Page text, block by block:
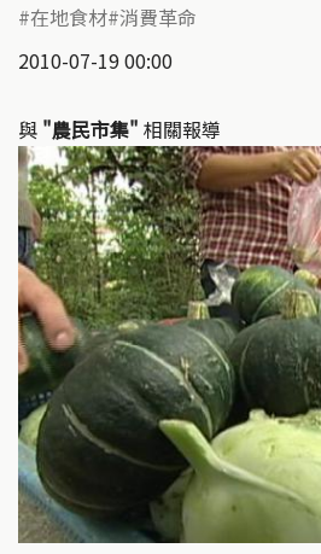
在地食材 消費革命
2010-07-19 00:00
與 "農民市集" 相關報導